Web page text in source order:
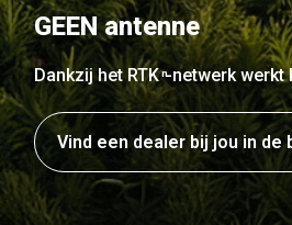
GEEN antenne
Dankzij het RTK n-netwerk werkt
Vind een dealer bij jou in de